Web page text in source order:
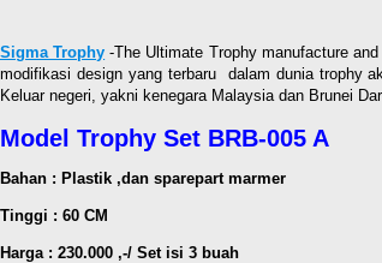
Sigma Trophy -The Ultimate Trophy manufacture
modifikasi design yang terbaru dalam dunia trophy
Keluar negeri, yakni kenegara Malaysia dan Brunei
Model Trophy Set BRB-005 A
Bahan : Plastik ,dan sparepart marmer
Tinggi : 60 CM
Harga : 230.000 ,-/ Set isi 3 buah